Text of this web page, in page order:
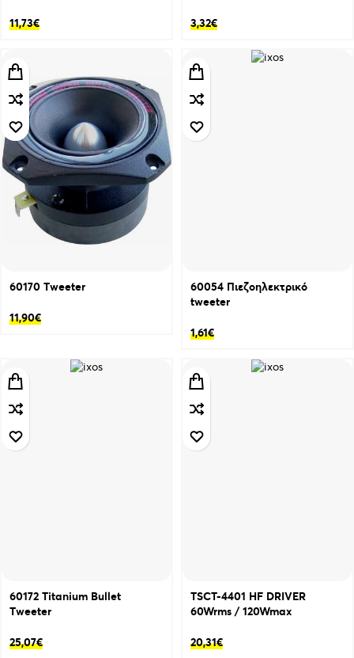
11,73€ 3,32€
60170 Τweeter
11,90€
60054 Πιεζοηλεκτρικό
tweeter
1,61€
60172 Titanium Bullet
Τweeter
25,07€
TSCT-4401 HF DRIVER
60Wrms / 120Wmax
20,31€